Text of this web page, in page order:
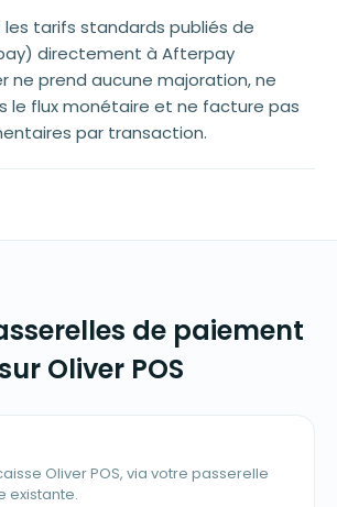
les tarifs standards publiés de
directement à Afterpay
ne prend aucune majoration, ne
le flux monétaire et ne facture pas
par transaction.
de paiement
Oliver POS
Oliver POS, via votre passerelle
existante.